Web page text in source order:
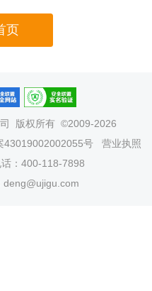
页
版权所有 ©2009-2026
43019002002055号
营业执照
：400-118-7898
deng@ujigu.com